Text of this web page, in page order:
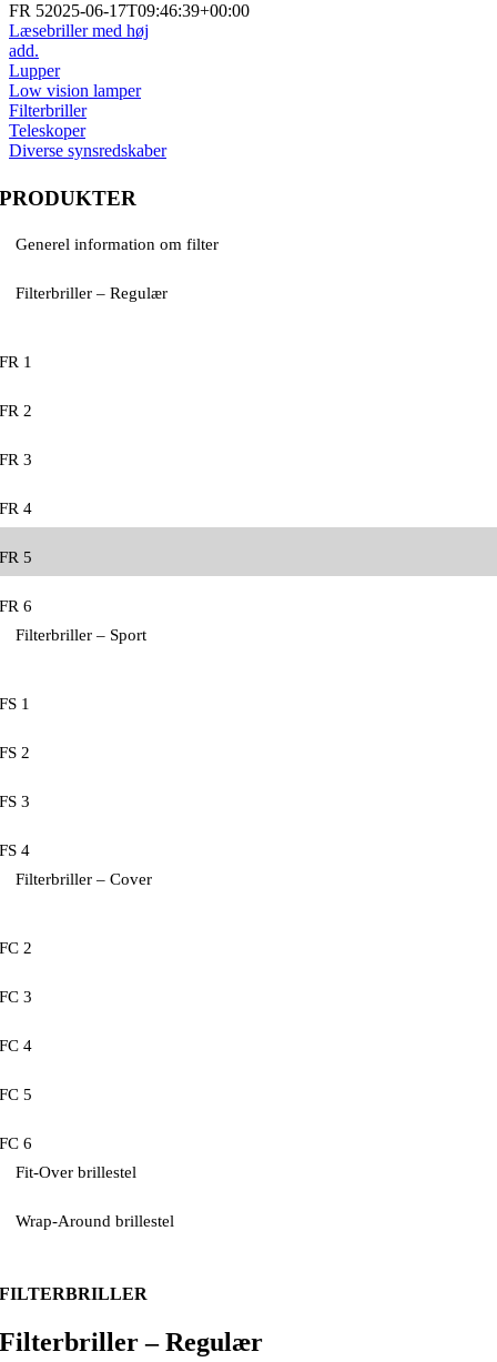
FR 52025-06-17T09:46:39+00:00
Læsebriller med høj
add.
Lupper
Low vision lamper
Filterbriller
Teleskoper
Diverse synsredskaber
PRODUKTER
Generel information om filter
Filterbriller – Regulær
FR 1
FR 2
FR 3
FR 4
FR 5
FR 6
Filterbriller – Sport
FS 1
FS 2
FS 3
FS 4
Filterbriller – Cover
FC 2
FC 3
FC 4
FC 5
FC 6
Fit-Over brillestel
Wrap-Around brillestel
FILTERBRILLER
Filterbriller – Regulær